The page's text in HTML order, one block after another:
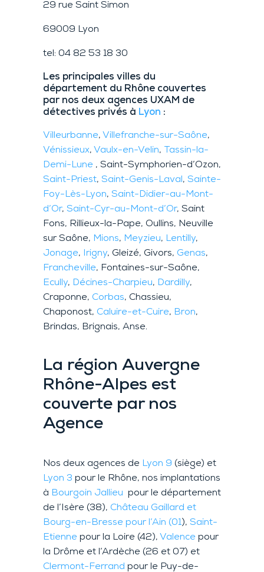
29 rue Saint Simon
69009 Lyon
tel: 04 82 53 18 30
Les principales villes du
département du Rhône couvertes
par nos deux agences UXAM de
détectives privés à Lyon :
Villeurbanne, Villefranche-sur-Saône,
Vénissieux, Vaulx-en-Velin,
Tassin-la-
Demi-Lune , Saint-Symphorien-d’Ozon,
Saint-Priest, Saint-Genis-Laval , Sainte-
Foy-Lès-Lyon, Saint-Didier-au-Mont-
d’Or, Saint-Cyr-au-Mont-d’Or, Saint
Fons, Rillieux-la-Pape, Oullins, Neuville
sur Saône, Mions, Meyzieu, Lentilly,
Jonage, Irigny, Gleizé, Givors, Genas,
Francheville, Fontaines-sur-Saône,
Ecully, Décines-Charpieu, Dardilly,
Craponne, Corbas, Chassieu,
Chaponost, Caluire-et-Cuire, Bron,
Brindas, Brignais, Anse.
La région Auvergne
Rhône-Alpes est
couverte par nos
Agence
Nos deux agences de Lyon 9 (siège) et
Lyon 3 pour le Rhône, nos implantations
à Bourgoin Jallieu pour le département
de l’Isère (38), Château Gaillard et
Bourg-en-Bresse pour l’Ain (01), Saint-
Etienne pour la Loire (42), Valence pour
la Drôme et l’Ardèche (26 et 07) et
Clermont-Ferrand pour le Puy-de-